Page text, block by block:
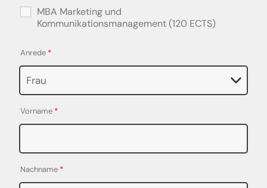
MBA Marketing und
Kommunikationsmanagement (120 ECTS)
Anrede *
Vorname *
Nachname *